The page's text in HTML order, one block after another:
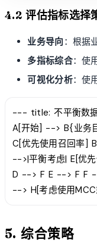
4.2 评估指标选择
业务导向 ：根据
多指标综合：使
可视化分析：使
--- title: 不平衡数
A[开始] --> B{业务
C[优先使用召回率]
-->|平衡考虑| E[优
D --> F E --> F F --
--> H[考虑使用
5. 综合策略